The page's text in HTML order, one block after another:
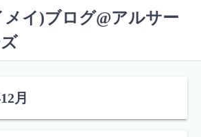
イ)ブログ@アルサー
月